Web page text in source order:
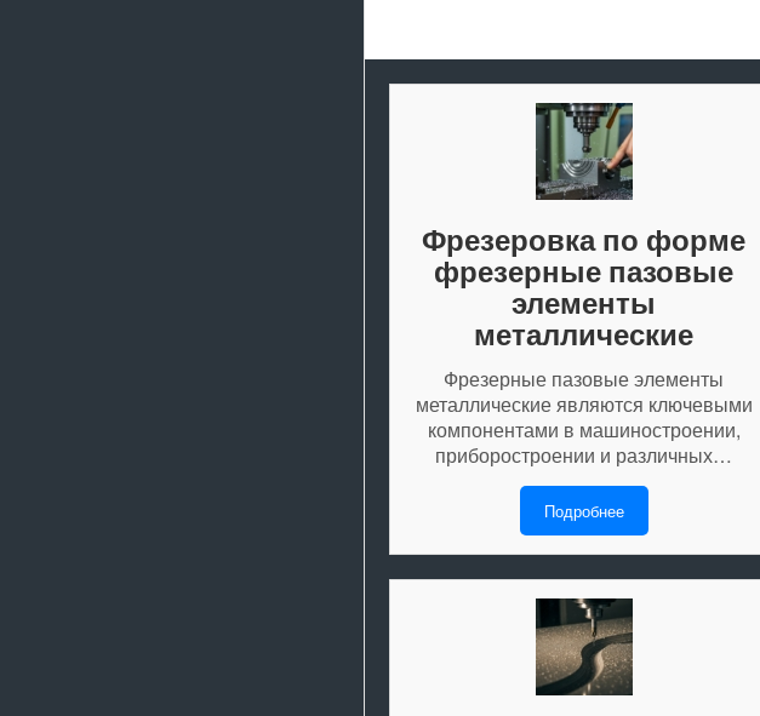
Фрезеровка по форме
фрезерные пазовые
элементы
металлические
Фрезерные пазовые элементы
металлические являются ключевыми
компонентами в машиностроении,
приборостроении и различных…
Подробнее